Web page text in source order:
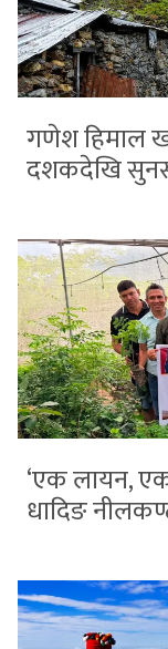
गणेश हिमाल
दशकदेखि
‘एक लायन,
धादिङ